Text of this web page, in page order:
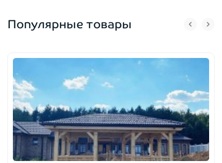
Популярные товары